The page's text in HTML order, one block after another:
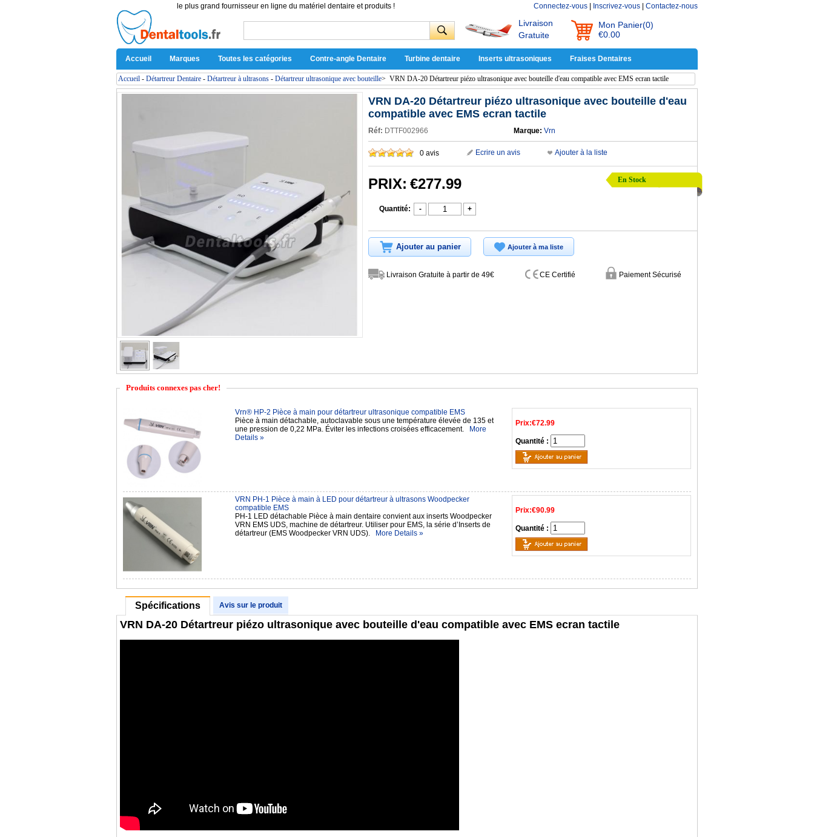
le plus grand fournisseur en ligne du matériel dentaire et produits ! Connectez-vous Inscrivez-vous Contactez-nous
Livraison
Gratuite
Mon Panier(0)
€0.00
Accueil Marques Toutes les catégories Contre-angle Dentaire Turbine dentaire Inserts ultrasoniques Fraises Dentaires
Accueil - Détartreur Dentaire - Détartreur à ultrasons - Détartreur ultrasonique avec bouteille> VRN DA-20 Détartreur piézo ultrasonique avec bouteille d'eau compatible avec EMS ecran tactile
VRN DA-20 Détartreur piézo ultrasonique avec bouteille d'eau
compatible avec EMS ecran tactile
Réf: DTTF002966 Marque: Vrn
0 avis Ecrire un avis Ajouter à la liste
En Stock
PRIX: €277.99
Quantité: - +
Ajouter au panier Ajouter à ma liste
Livraison Gratuite à partir de 49€ CE Certifié Paiement Sécurisé
Produits connexes pas cher!
Prix:€72.99
Quantité :
Vrn® HP-2 Pièce à main pour détartreur ultrasonique compatible EMS
Pièce à main détachable, autoclavable sous une température élevée de 135 et
une pression de 0,22 MPa. Éviter les infections croisées efficacement.
More
Details »
Prix:€90.99
Quantité :
VRN PH-1 Pièce à main à LED pour détartreur à ultrasons Woodpecker
compatible EMS
PH-1 LED détachable Pièce à main dentaire convient aux inserts Woodpecker
VRN EMS UDS, machine de détartreur. Utiliser pour EMS, la série d’Inserts de
détartreur (EMS Woodpecker VRN UDS).
More Details »
Spécifications Avis sur le produit
VRN DA-20 Détartreur piézo ultrasonique avec bouteille d'eau compatible avec EMS ecran tactile